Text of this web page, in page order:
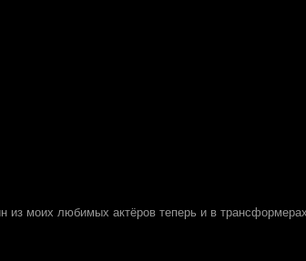
из моих любимых актёров теперь и в